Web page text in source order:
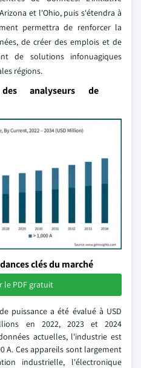
et l'Ohio, puis s'étendra à
permettra de renforcer la
de créer des emplois et de
de solutions infonuagiques
régions.
analyseurs de
clés du marché
le PDF gratuit
puissance a été évalué à USD
en 2022, 2023 et 2024
actuelles, l'industrie est
A. Ces appareils sont largement
industrielle, l'électronique